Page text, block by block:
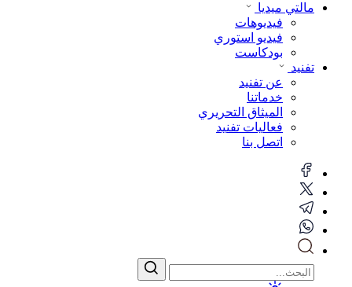
مالتي ميديا
فيديوهات
فيديو استوري
بودكاست
تفنيد
عن تفنيد
خدماتنا
الميثاق التحريري
فعاليات تفنيد
اتصل بنا